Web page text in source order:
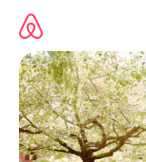
direct
naar
inhoud